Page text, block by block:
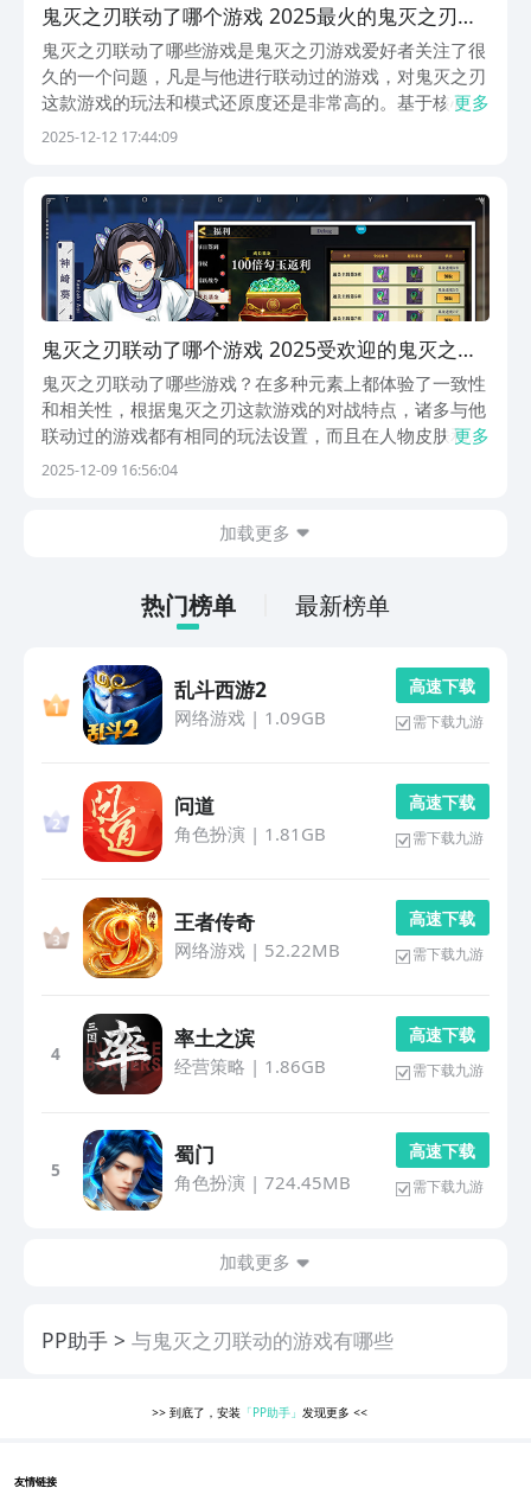
鬼灭之刃联动了哪个游戏 2025最火的鬼灭之刃联
动游戏分享
鬼灭之刃联动了哪些游戏是鬼灭之刃游戏爱好者关注了很
久的一个问题，凡是与他进行联动过的游戏，对鬼灭之刃
这款游戏的玩法和模式还原度还是非常高的。基于核心的
角色炭治郎等，设计了很多不一样的角色形象。无论是职
别...
更多
2025-12-12 17:44:09
鬼灭之刃联动了哪个游戏 2025受欢迎的鬼灭之刃
联动游戏介绍
鬼灭之刃联动了哪些游戏？在多种元素上都体验了一致性
和相关性，根据鬼灭之刃这款游戏的对战特点，诸多与他
联动过的游戏都有相同的玩法设置，而且在人物皮肤和角
色的类型上既做出了一些改变，也保留了这款游戏中的一
更多
2025-12-09 16:56:04
加载更多
热门榜单 最新榜单
乱斗西游2
网络游戏| 1.09GB
高 速 下 载
需下载九游
问道
角色扮演 | 1.81GB
高 速 下 载
需下载九游
王者传奇
网络游戏| 52.22MB
高 速 下 载
需下载九游
4
率土之滨
经营策略 | 1.86GB
高 速 下 载
需下载九游
5
蜀门
角色扮演 | 724.45MB
高 速 下 载
需下载九游
加载更多
PP助手 与鬼灭之刃联动的游戏有哪些
>> 到底了，安装 「PP助手」 发现更多<<
友情链接